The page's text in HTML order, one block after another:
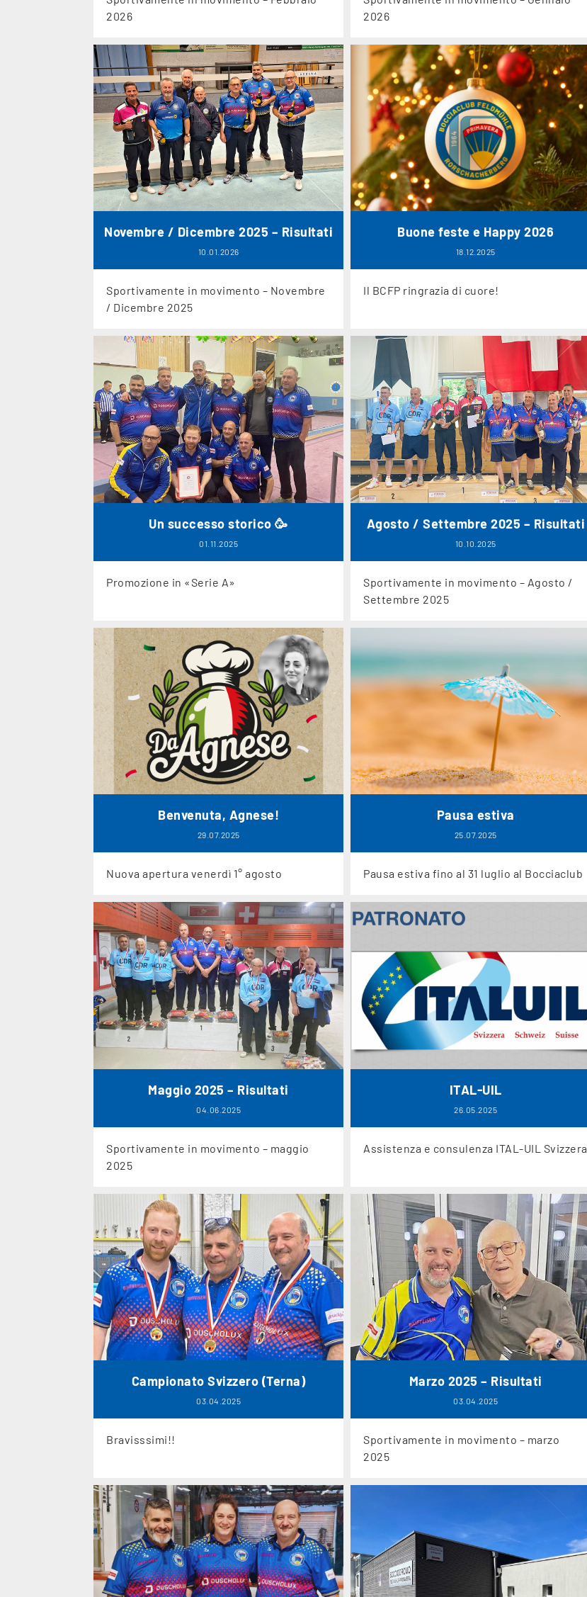
2026
2026
Novembre / Dicembre 2025 – Risultati
10.01.2026
Sportivamente in movimento – Novembre
/ Dicembre 2025
Buone feste e Happy 2026
18.12.2025
Il BCFP ringrazia di cuore!
Un successo storico 🥳
01.11.2025
Promozione in «Serie A»
Agosto / Settembre 2025 – Risultati
10.10.2025
Sportivamente in movimento – Agosto /
Settembre 2025
Benvenuta, Agnese!
29.07.2025
Nuova apertura venerdì 1° agosto
Pausa estiva
25.07.2025
Pausa estiva fino al 31 luglio al Bocciaclub
Maggio 2025 – Risultati
04.06.2025
Sportivamente in movimento – maggio
2025
ITAL-UIL
26.05.2025
Assistenza e consulenza ITAL-UIL Svizzera
Campionato Svizzero (Terna)
03.04.2025
Bravisssimi!!
Marzo 2025 – Risultati
03.04.2025
Sportivamente in movimento – marzo
2025